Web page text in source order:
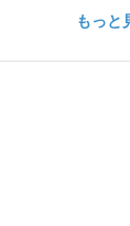
に押し倒されて
もっと